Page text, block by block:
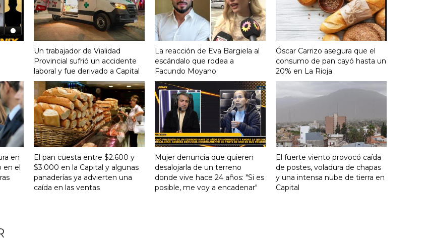
Un trabajador de Vialidad
Provincial sufrió un accidente
laboral y fue derivado a Capital
La reacción de Eva Bargiela al
escándalo que rodea a
Facundo Moyano
Óscar Carrizo asegura que el
consumo de pan cayó hasta un
20% en La Rioja
en
en el
El pan cuesta entre $2.600 y
$3.000 en la Capital y algunas
panaderías ya advierten una
caída en las ventas
Mujer denuncia que quieren
desalojarla de un terreno
donde vive hace 24 años: "Si es
posible, me voy a encadenar"
El fuerte viento provocó caída
de postes, voladura de chapas
y una intensa nube de tierra en
Capital